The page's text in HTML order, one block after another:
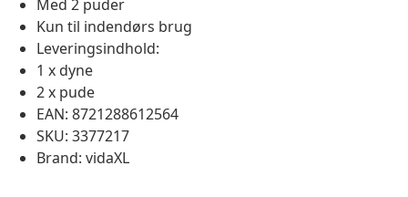
Med 2 puder
Kun til indendørs brug
Leveringsindhold:
1 x dyne
2 x pude
EAN: 8721288612564
SKU: 3377217
Brand: vidaXL